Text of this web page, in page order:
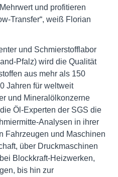
und profitieren
Transfer“, weiß Florian
und Schmierstofflabor
Pfalz) wird die Qualität
aus mehr als 150
Jahren für weltweit
und Mineralölkonzerne
Öl-Experten der SGS die
Analysen in ihrer
Fahrzeugen und Maschinen
über Druckmaschinen
Blockkraft-Heizwerken,
bis hin zur